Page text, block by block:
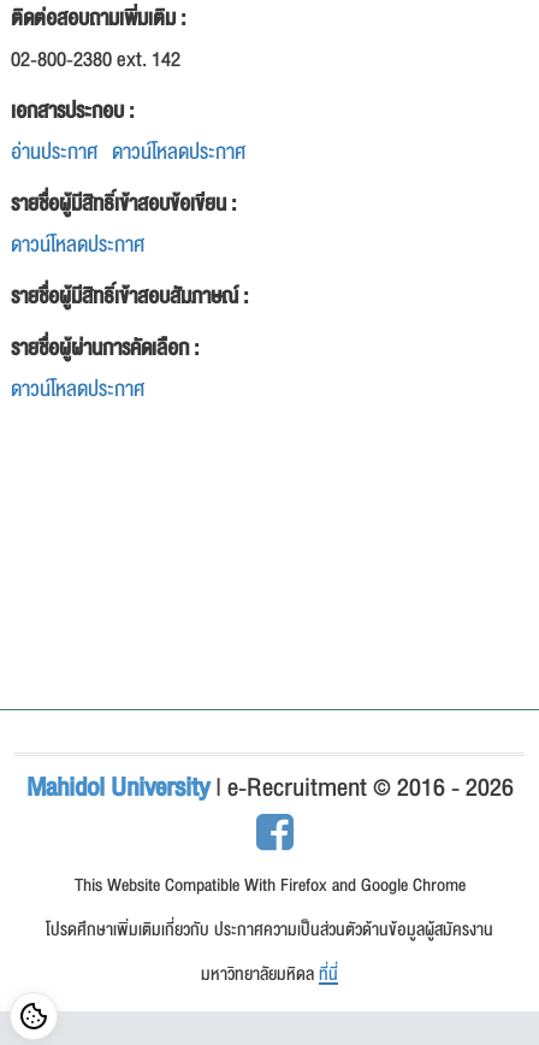
ติดต่อสอบถามเพิ่มเติม :
02-800-2380 ext. 142
เอกสารประกอบ :
อ่านประกาศ ดาวน์โหลดประกาศ
รายชื่อผู้มีสิทธิ์เข้าสอบข้อเขียน :
ดาวน์โหลดประกาศ
รายชื่อผู้มีสิทธิ์เข้าสอบสัมภาษณ์ :
รายชื่อผู้ผ่านการคัดเลือก :
ดาวน์โหลดประกาศ
Mahidol University| e-Recruitment © 2016 - 2026
This Website Compatible With Firefox and Google Chrome
โปรดศึกษาเพิ่มเติมเกี่ยวกับ ประกาศความเป็นส่วนตัวด้านข้อมูลผู้สมัครงาน
มหาวิทยาลัยมหิดลที่นี่